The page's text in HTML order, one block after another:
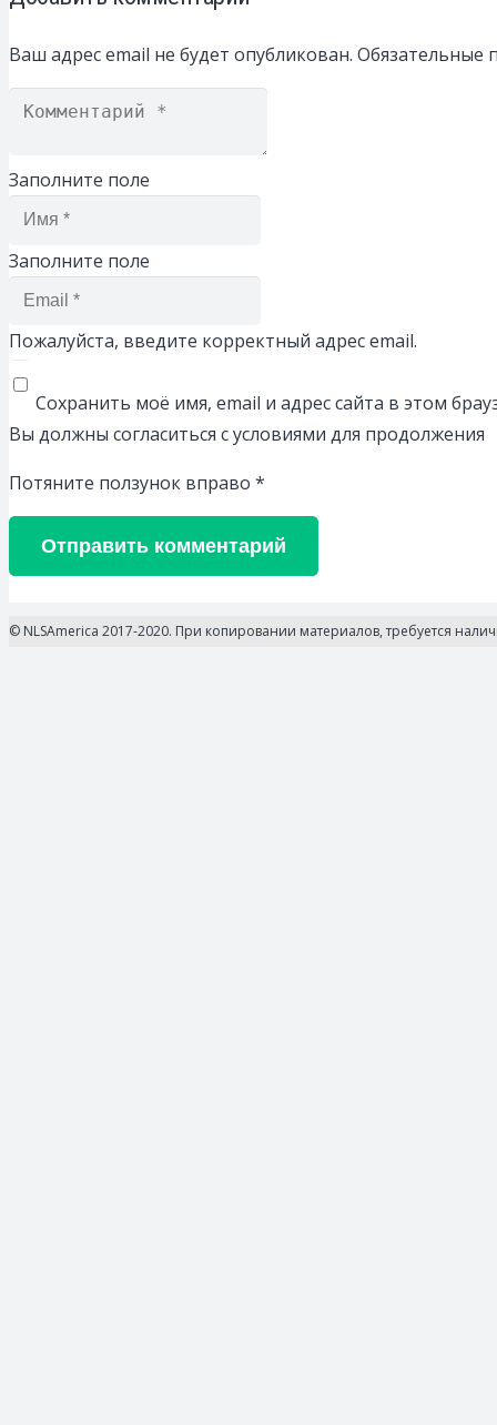
Ваш адрес email не будет опубликован. Обязательные
Заполните поле
Заполните поле
Пожалуйста, введите корректный адрес email.
Сохранить моё имя, email и адрес сайта в этом
Вы должны согласиться с условиями для продолжения
Потяните ползунок вправо *
Отправить комментарий
© NLSAmerica 2017-2020. При копировании материалов, требуется